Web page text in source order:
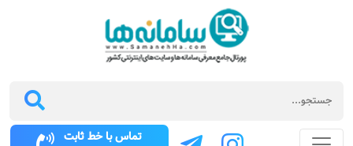
تماس با خط ثابت